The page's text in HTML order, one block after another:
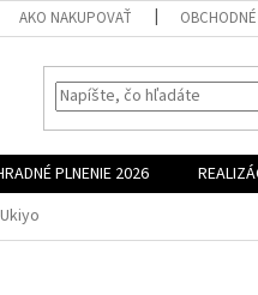
AKO NAKUPOVAŤ
PLNENIE 2026
Ukiyo